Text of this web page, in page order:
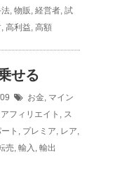
, 物販 , 経営者, 試
, 高利益, 高額
せる
お金, マイン
アフィリエイト , ス
ト , プレミア, レア,
売, 輸入 , 輸出